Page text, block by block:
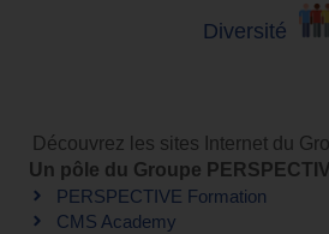
Diversité
Découvrez les sites Internet du
Un pôle du Groupe
PERSPECTIVE Formation
CMS Academy